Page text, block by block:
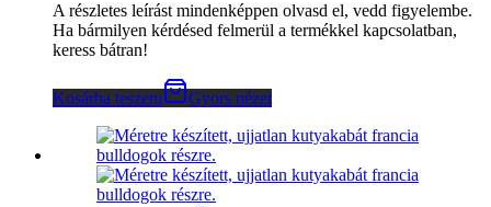
A részletes leírást mindenképpen olvasd el, vedd figyelembe.
Ha bármilyen kérdésed felmerül a termékkel kapcsolatban,
keress bátran!
Kosárba teszem Gyors nézet